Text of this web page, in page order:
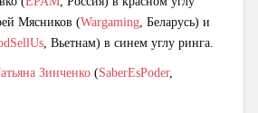
Мясников (Wargaming, Беларусь) и
, Вьетнам) в синем углу ринга.
Зинченко (SaberEsPoder,